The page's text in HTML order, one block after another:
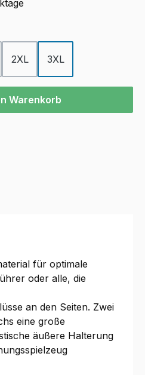
2XL 3XL
oder benutze die Schaltflächen
Warenkorb
für optimale
oder alle, die
an den Seiten. Zwei
eine große
äußere Halterung